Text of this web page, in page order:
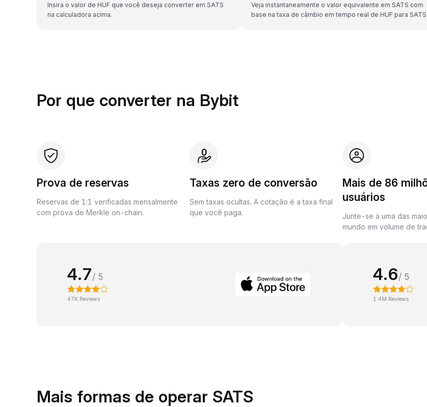
Insira o valor de HUF que você deseja converter em SATS
na calculadora acima.
Veja instantaneamente o valor equivalente em SATS com
base na taxa de câmbio em tempo real de HUF para SATS.
Por que converter na Bybit
Prova de reservas
Reservas de 1:1 verificadas mensalmente
com prova de Merkle on-chain.
Taxas zero de conversão
Sem taxas ocultas. A cotação é a taxa final
que você paga.
Mais de 86
usuários
Junte-se a uma das
mundo em volume de
4.7/ 5
47K Reviews
4.6/ 5
1.4M Reviews
Mais formas de operar SATS